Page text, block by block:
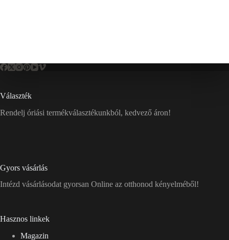
Választék
Rendelj óriási termékválasztékunkból, kedvező áron!
Gyors vásárlás
Intézd vásárlásodat gyorsan Online az otthonod kényelméből!
Hasznos linkek
Magazin